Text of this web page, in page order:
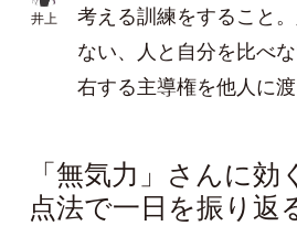
井上
考える訓練をすること
ない、人と自分を比べ
右する主導権を他人に渡
「無気力」さんに
点法で一日を振り返